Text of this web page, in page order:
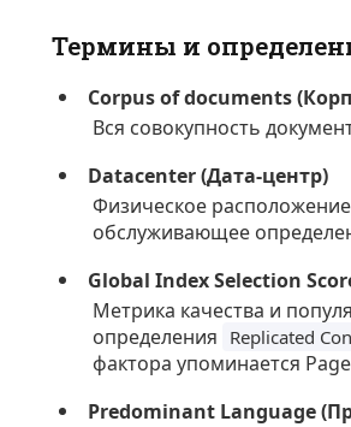
Термины и
Corpus of documents
Вся совокупность
Datacenter (Дата-центр)
Физическое
обслуживающее
Global Index Selection
Метрика качества и
определения Replicated
фактора упоминается
Predominant Language